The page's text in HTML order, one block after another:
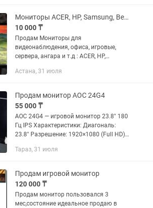
Мониторы ACER, HP, Samsung, BenQ, Phillips, Dell
10 000 ₸
Продам Мониторы для
видеонаблюдения, офиса, игровые,
сервера, ангара и т.д : ACER, HP,
S221HQL Full HD 1920x1080 22 дюйма,
Астана, 31 июля
Продам монитор AOC 24G4
55 000 ₸
AOC 24G4 — игровой монитор 23.8" 180
Гц IPS Характеристики: Диагональ:
23.8" Разрешение: 1920×1080 (Full HD)
180 Гц Время отклика: 1 мс (GtG), до 0.5
Тараз, 31 июля
Продам игровой монитор
120 000 ₸
Продам монитор пользовался 3
мес,состояние идеальное продаю в